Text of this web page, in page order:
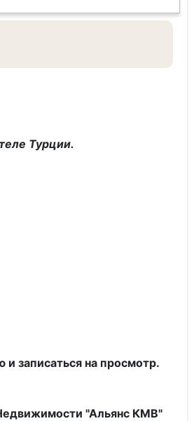
Турции.
записаться на просмотр.
"Альянс КМВ"